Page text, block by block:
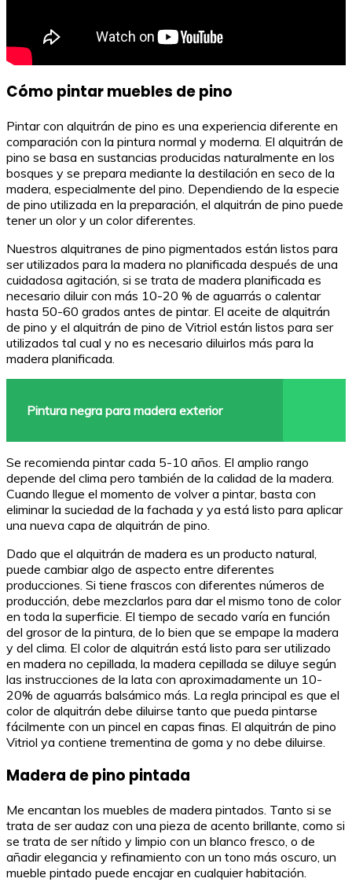
Cómo pintar muebles de pino
Pintar con alquitrán de pino es una experiencia diferente en
comparación con la pintura normal y moderna. El alquitrán de
pino se basa en sustancias producidas naturalmente en los
bosques y se prepara mediante la destilación en seco de la
madera, especialmente del pino. Dependiendo de la especie
de pino utilizada en la preparación, el alquitrán de pino puede
tener un olor y un color diferentes.
Nuestros alquitranes de pino pigmentados están listos para
ser utilizados para la madera no planificada después de una
cuidadosa agitación, si se trata de madera planificada es
necesario diluir con más 10-20 % de aguarrás o calentar
hasta 50-60 grados antes de pintar. El aceite de alquitrán
de pino y el alquitrán de pino de Vitriol están listos para ser
utilizados tal cual y no es necesario diluirlos más para la
madera planificada.
Pintura negra para madera exterior
Se recomienda pintar cada 5-10 años. El amplio rango
depende del clima pero también de la calidad de la madera.
Cuando llegue el momento de volver a pintar, basta con
eliminar la suciedad de la fachada y ya está listo para aplicar
una nueva capa de alquitrán de pino.
Dado que el alquitrán de madera es un producto natural,
puede cambiar algo de aspecto entre diferentes
producciones. Si tiene frascos con diferentes números de
producción, debe mezclarlos para dar el mismo tono de color
en toda la superficie. El tiempo de secado varía en función
del grosor de la pintura, de lo bien que se empape la madera
y del clima. El color de alquitrán está listo para ser utilizado
en madera no cepillada, la madera cepillada se diluye según
las instrucciones de la lata con aproximadamente un 10-
20% de aguarrás balsámico más. La regla principal es que el
color de alquitrán debe diluirse tanto que pueda pintarse
fácilmente con un pincel en capas finas. El alquitrán de pino
Vitriol ya contiene trementina de goma y no debe diluirse.
Madera de pino pintada
Me encantan los muebles de madera pintados. Tanto si se
trata de ser audaz con una pieza de acento brillante, como si
se trata de ser nítido y limpio con un blanco fresco, o de
añadir elegancia y refinamiento con un tono más oscuro, un
mueble pintado puede encajar en cualquier habitación.